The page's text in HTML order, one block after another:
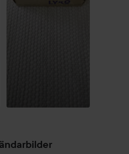
oljig (fet) eller flagnande (torr)
Lindrar och påskyndar